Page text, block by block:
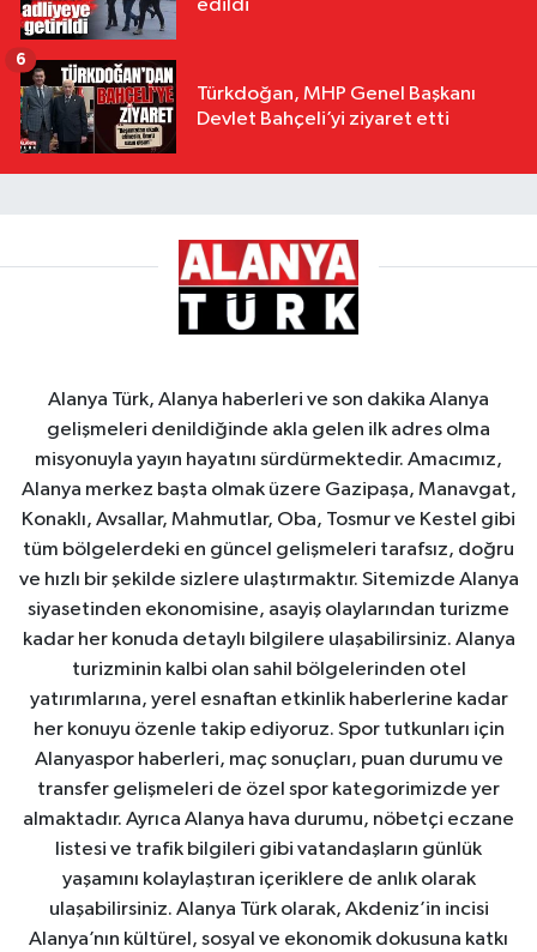
edildi
Türkdoğan, MHP Genel Başkanı
Devlet Bahçeli’yi ziyaret etti
6
Alanya Türk, Alanya haberleri ve son dakika Alanya
gelişmeleri denildiğinde akla gelen ilk adres olma
misyonuyla yayın hayatını sürdürmektedir. Amacımız,
Alanya merkez başta olmak üzere Gazipaşa, Manavgat,
Konaklı, Avsallar, Mahmutlar, Oba, Tosmur ve Kestel gibi
tüm bölgelerdeki en güncel gelişmeleri tarafsız, doğru
ve hızlı bir şekilde sizlere ulaştırmaktır. Sitemizde Alanya
siyasetinden ekonomisine, asayiş olaylarından turizme
kadar her konuda detaylı bilgilere ulaşabilirsiniz. Alanya
turizminin kalbi olan sahil bölgelerinden otel
yatırımlarına, yerel esnaftan etkinlik haberlerine kadar
her konuyu özenle takip ediyoruz. Spor tutkunları için
Alanyaspor haberleri, maç sonuçları, puan durumu ve
transfer gelişmeleri de özel spor kategorimizde yer
almaktadır. Ayrıca Alanya hava durumu, nöbetçi eczane
listesi ve trafik bilgileri gibi vatandaşların günlük
yaşamını kolaylaştıran içeriklere de anlık olarak
ulaşabilirsiniz. Alanya Türk olarak, Akdeniz’in incisi
Alanya’nın kültürel, sosyal ve ekonomik dokusuna katkı